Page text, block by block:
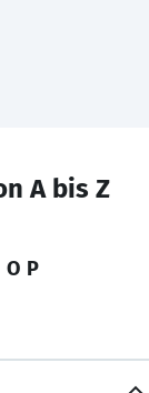
A bis Z
O P